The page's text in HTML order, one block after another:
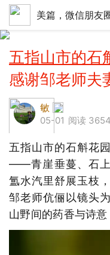
美篇，微信朋友
五指山市的石
感谢邹老师
敏
05-01 阅读 3654
五指山市的石斛花
——青崖垂蔓、石上
氲水汽里舒展玉枝
邹老师伉俪以镜头
山野间的药香与诗